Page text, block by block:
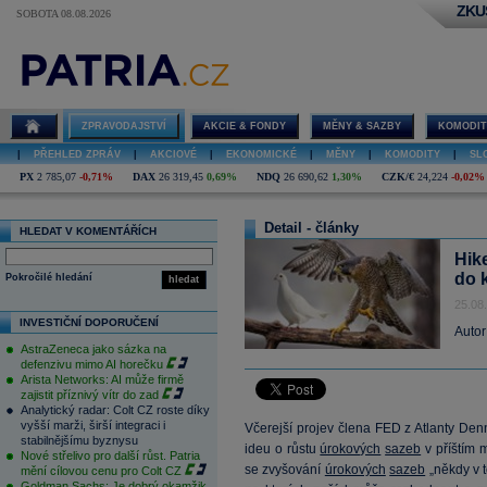
SOBOTA 08.08.2026
ZPRAVODAJSTVÍ AKCIE & FONDY MĚNY & SAZBY
PŘEHLED ZPRÁV AKCIOVÉ EKONOMICKÉ MĚNY KOMODITY
PX 2 785,07 -0,71% DAX 26 319,45 0,69% NDQ 26 690,62 1,30% CZK/€ 24,224 -0,02%
HLEDAT V KOMENTÁŘÍCH
hledat
Pokročilé hledání
INVESTIČNÍ DOPORUČENÍ
AstraZeneca jako sázka na
defenzivu mimo AI horečku
Arista Networks: AI může firmě
zajistit příznivý vítr do zad
Analytický radar: Colt CZ roste díky
vyšší marži, širší integraci i
stabilnějšímu byznysu
Nové střelivo pro další růst. Patria
mění cílovou cenu pro Colt CZ
Detail - články
do
Včerejší projev člena FED z Atlanty
ideu o růstuúrokových sazeb v příštím
se zvyšování úrokových sazeb „někdy v